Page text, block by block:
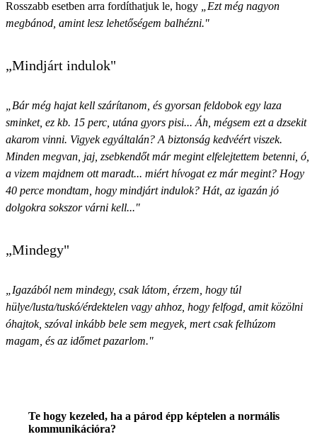
Rosszabb esetben arra fordíthatjuk le, hogy
„Ezt még nagyon
megbánod, amint lesz lehetőségem balhézni."
„Mindjárt indulok"
„Bár még hajat kell szárítanom, és gyorsan feldobok egy laza
sminket, ez kb. 15 perc, utána gyors pisi... Áh, mégsem ezt a dzsekit
akarom vinni. Vigyek egyáltalán? A biztonság kedvéért viszek.
Minden megvan, jaj, zsebkendőt már megint elfelejtettem betenni, ó,
a vizem majdnem ott maradt... miért hívogat ez már megint? Hogy
40 perce mondtam, hogy mindjárt indulok? Hát, az igazán jó
dolgokra sokszor várni kell..."
„Mindegy"
„Igazából nem mindegy, csak látom, érzem, hogy túl
hülye/lusta/tuskó/érdektelen vagy ahhoz, hogy felfogd, amit közölni
óhajtok, szóval inkább bele sem megyek, mert csak felhúzom
magam, és az időmet pazarlom."
Te hogy kezeled, ha a párod épp képtelen a normális
kommunikációra?